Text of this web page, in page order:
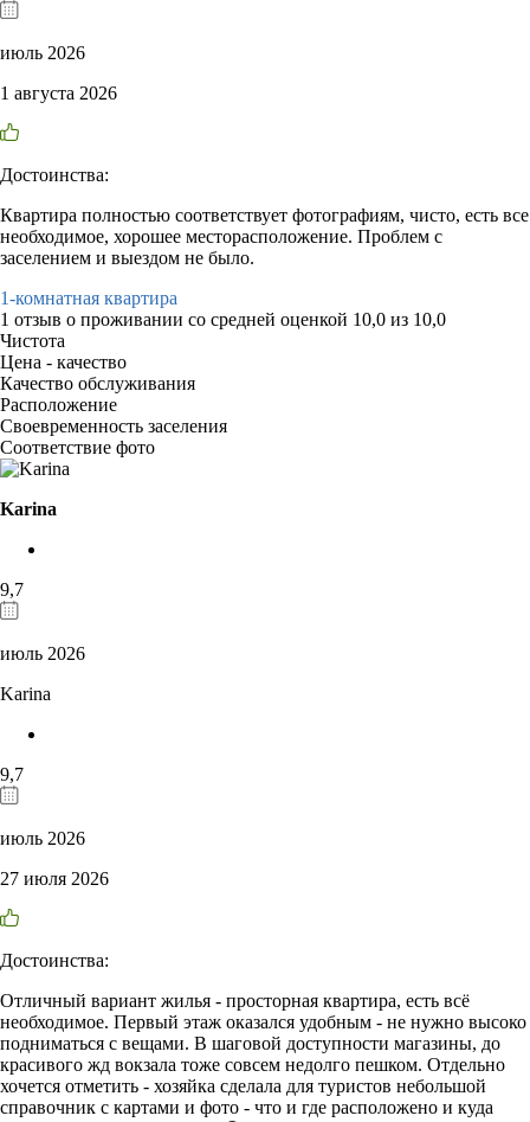
июль 2026
1 августа 2026
Достоинства:
Квартира полностью соответствует фотографиям, чисто, есть все
необходимое, хорошее месторасположение. Проблем с
заселением и выездом не было.
1-комнатная квартира
1 отзыв о проживании со средней оценкой 10,0 из 10,0
Чистота
Цена - качество
Качество обслуживания
Расположение
Своевременность заселения
Соответствие фото
Karina
9,7
июль 2026
Karina
9,7
июль 2026
27 июля 2026
Достоинства:
Отличный вариант жилья - просторная квартира, есть всё
необходимое. Первый этаж оказался удобным - не нужно высоко
подниматься с вещами. В шаговой доступности магазины, до
красивого жд вокзала тоже совсем недолго пешком. Отдельно
хочется отметить - хозяйка сделала для туристов небольшой
справочник с картами и фото - что и где расположено и куда